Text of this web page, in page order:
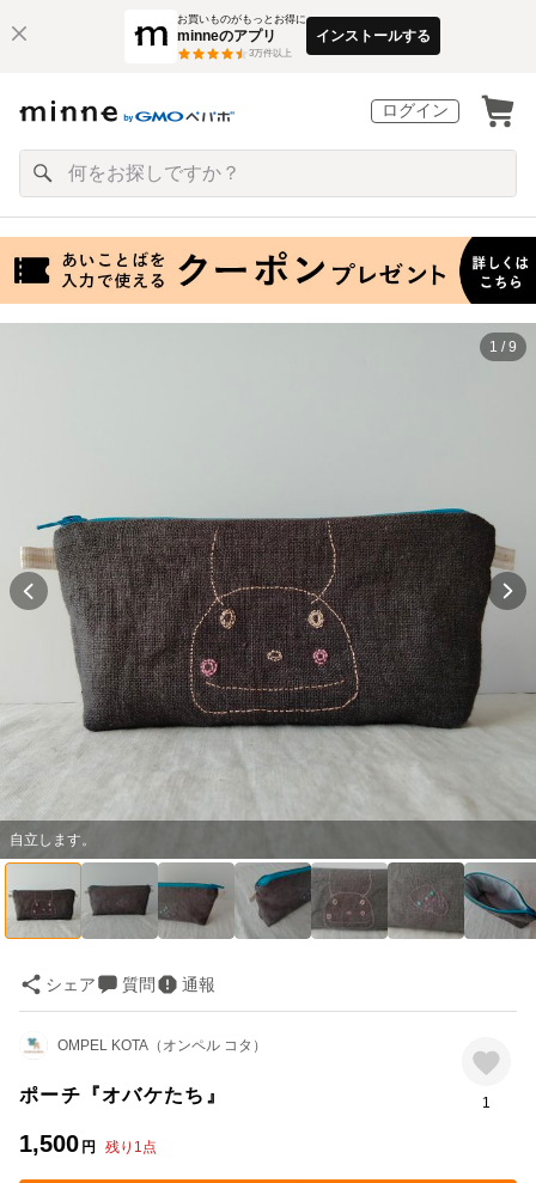
お買いものがもっとお得に
minneのアプリ
3万件以上
インストールする
ログイン
自立します。
1 / 9
シェア 質問 通報
OMPEL KOTA（オンペル コタ）
ポーチ『オバケたち』
1,500 円 残り 1点
1